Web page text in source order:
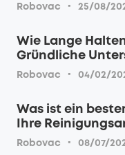
Robovac · 25/08/
Wie Lange
Gründliche
Robovac · 04/02/
Was ist ein
Ihre
Robovac · 08/07/